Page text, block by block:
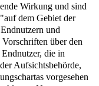
Wirkung und sind
dem Gebiet der
und
über den
die in
Aufsichtsbehörde,
vorgesehen